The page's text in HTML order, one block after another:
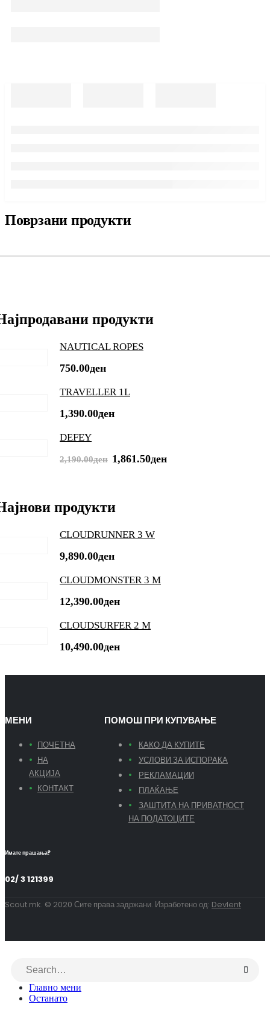
Поврзани продукти
продукти
NAUTICAL ROPES
750.00ден
TRAVELLER 1L
1,390.00ден
DEFEY
2,190.00ден Original
2,190.00ден.
1,861.50денCurrent
продукти
CLOUDRUNNER 3 W
9,890.00ден
CLOUDMONSTER 3 M
12,390.00ден
CLOUDSURFER 2 M
10,490.00ден
МЕНИ
ПОЧЕТНА
НА
АКЦИЈА
КОНТАКТ
ПОМОШ ПРИ КУПУВАЊЕ
КАКО ДА КУПИТЕ
УСЛОВИ ЗА ИСПОРАКА
РЕКЛАМАЦИИ
ПЛАЌАЊЕ
ЗАШТИТА НА ПРИВАТНОСТ
НА ПОДАТОЦИТЕ
Имате прашања?
02/ 3 121399
Scout.mk. © 2020 Сите права задржани. Изработено од: Devlent
Главно мени
Останато